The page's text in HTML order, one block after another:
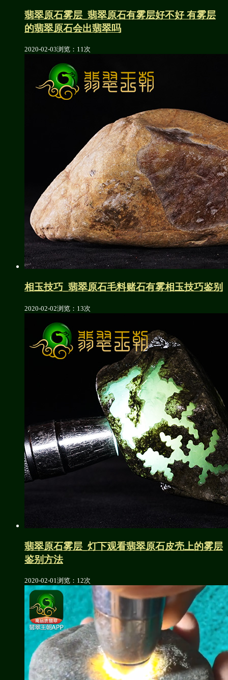
翡翠原石雾层_翡翠原石有雾层好不好 有雾层
的翡翠原石会出翡翠吗
2020-02-03浏览：11次
相玉技巧_翡翠原石毛料赌石有雾相玉技巧鉴别
2020-02-02浏览：13次
翡翠原石雾层_灯下观看翡翠原石皮壳上的雾层
鉴别方法
2020-02-01浏览：12次